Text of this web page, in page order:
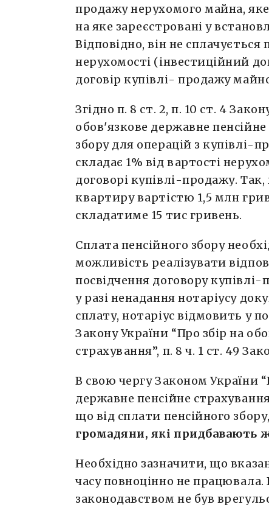
продажу нерухомого майна,
на яке зареєстровані у
Відповідно, він не
нерухомості (інвестиційний
договір купівлі- продажу
Згідно п. 8 ст. 2, п. 10 ст. 4
обов'язкове державне
збору для операцій з купівлі-
складає 1% від вартості
договорі купівлі-продажу.
квартиру вартістю 1,5 млн
складатиме 15 тис гривень.
Сплата пенсійного збору
можливість реалізувати
посвідчення договору
у разі ненадання нотаріусу
сплату, нотаріус відмовить у
Закону України “Про збір на
страхування”, п. 8 ч. 1 ст. 49
В свою чергу Законом України
державне пенсійне
що від сплати пенсійного
громадяни, які придбавають
Необхідно зазначити, що
часу повноцінно не
законодавством не був